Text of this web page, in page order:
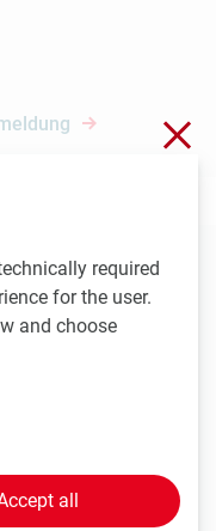
in these
zum
required
for the user.
and choose
all